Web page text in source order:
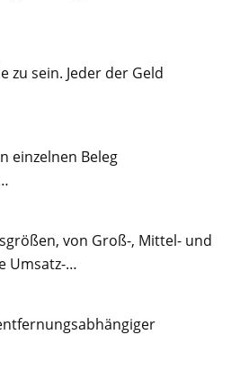
zu sein. Jeder der Geld
einzelnen Beleg
von Groß-, Mittel- und
Umsatz-…